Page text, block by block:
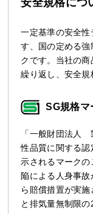
一定基準の安全
す、国の定める
クです。当社の
繰り返し、安全規
SG規格
「一般財団法人
性品質に関する
示されるマーク
陥による人身事
ら賠償措置が実
と排気量無制限